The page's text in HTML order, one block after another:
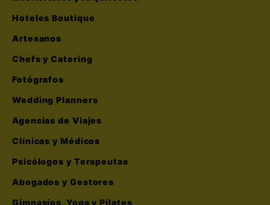
Hoteles Boutique
Artesanos
Chefs y Catering
Fotógrafos
Wedding Planners
Agencias de Viajes
Clínicas y Médicos
Psicólogos y Terapeutas
Abogados y Gestores
Gimnasios, Yoga y Pilates